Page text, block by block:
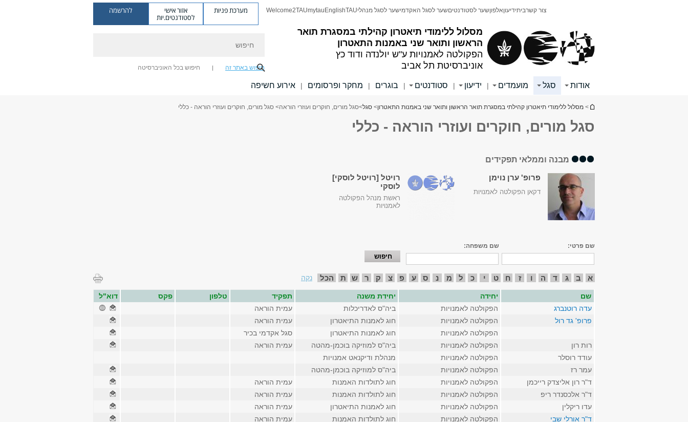
מסלול ללימודי תיאטרון קהילתי במסגרת תואר
הראשון ותואר שני באמנות התאטרון
הפקולטה לאמנויות ע"ש יולנדה ודוד כץ
אוניברסיטת תל אביב
צור קשרביתידיעוןאלפוןשער לסטודנטיםשער לסגל האקדמישער לסגל מנהליTAU
English
mytau
Welcome2TAU מערכת פניות אזור אישי
לסטודנטים.יות
להרשמה
חיפוש באתר זה חיפוש בכל האוניברסיטה
אודות סגל מועמדים | ידיעון | סטודנטים | בוגרים | מחקר ופרסומים | אירוע חשיפה
הינך נמצא כאן
> מסלול ללימודי תיאטרון קהילתי במסגרת תואר הראשון ותואר שני באמנות התאטרון> סגל>סגל מורים, חוקרים ועוזרי הוראה> סגל מורים, חוקרים ועוזרי הוראה - כללי
סגל מורים, חוקרים ועוזרי הוראה - כללי
מבנה וממלאי תפקידים
פרופ' ערן נוימן
דקאן הפקולטה לאמנויות
רויטל [רויטל לוסקי]
לוסקי
ראשת מנהל הפקולטה
לאמנויות
שם פרטי: שם משפחה:
א ב ג ד ה ו ז ח ט י כ ל מ נ ס ע פ צ ק ר ש ת הכל נקה
שם יחידה יחידת משנה תפקיד טלפון פקס
דוא"ל
עדה רוטנברג
הפקולטה לאמנויות ביה"ס לאדריכלות
עמית הוראה
פרופ' גד רול
הפקולטה לאמנויות חוג לאמנות התיאטרון
עמית הוראה
הפקולטה לאמנויות
חוג לאמנות התיאטרון
סגל אקדמי בכיר
רות רון
הפקולטה לאמנויות ביה"ס למוזיקה בוכמן-מהטה
עמית הוראה
עודד רוסלר
הפקולטה לאמנויות
מנהלת ודיקנאט אמנויות
עמר רז
הפקולטה לאמנויות
ביה"ס למוזיקה בוכמן-מהטה
ד"ר רון אליצדק רייכמן
הפקולטה לאמנויות חוג לתולדות האמנות
עמית הוראה
ד"ר אלכסנדר ריפ
הפקולטה לאמנויות חוג לתולדות האמנות
עמית הוראה
עדו ריקלין
הפקולטה לאמנויות חוג לאמנות התיאטרון
עמית הוראה
ד"ר אורלי שבי
הפקולטה לאמנויות חוג לתולדות האמנות
עמית הוראה